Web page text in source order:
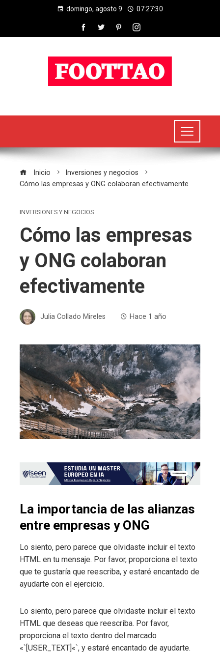
domingo, agosto 9 07:27:30
Inicio
Inversiones y negocios
Cómo las empresas y ONG colaboran efectivamente
INVERSIONES Y NEGOCIOS
Cómo las empresas
y ONG colaboran
efectivamente
Julia Collado Mireles Hace 1 año
La importancia de las alianzas
entre empresas y ONG
Lo siento, pero parece que olvidaste incluir el texto
HTML en tu mensaje. Por favor, proporciona el texto
que te gustaría que reescriba, y estaré encantado de
ayudarte con el ejercicio.
Lo siento, pero parece que olvidaste incluir el texto
HTML que deseas que reescriba. Por favor,
proporciona el texto dentro del marcado
«`[USER_TEXT]«`, y estaré encantado de ayudarte.